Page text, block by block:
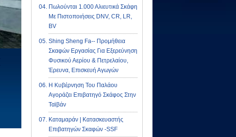
Πωλούνται 1.000 Αλιευτικά Σκάφη
Με Πιστοποιήσεις DNV, CR, LR,
BV
Shing Sheng Fa-- Προμήθεια
Σκαφών Εργασίας Για Εξερεύνηση
Φυσικού Αερίου & Πετρελαίου,
Έρευνα, Επισκευή Αγωγών
Η Κυβέρνηση Του Παλάου
Αγοράζει Επιβατηγό Σκάφος Στην
Ταϊβάν
Καταμαράν | Κατασκευαστής
Επιβατηγών Σκαφών -SSF